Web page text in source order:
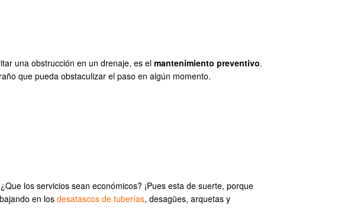
una obstrucción en un drenaje, es el mantenimiento preventivo.
que pueda obstaculizar el paso en algún momento.
los servicios sean económicos? ¡Pues esta de suerte, porque
en los desatascos de tuberías, desagües, arquetas y